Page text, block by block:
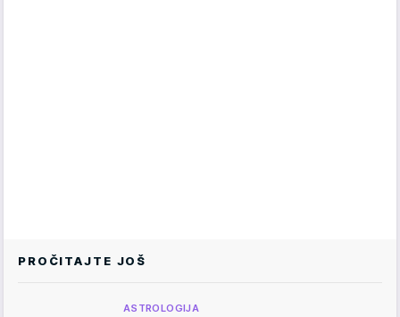
PROČITAJTE JOŠ
ASTROLOGIJA